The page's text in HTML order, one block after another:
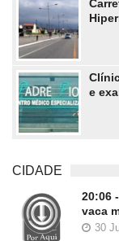
e
CIDADE
20:06
vaca
30